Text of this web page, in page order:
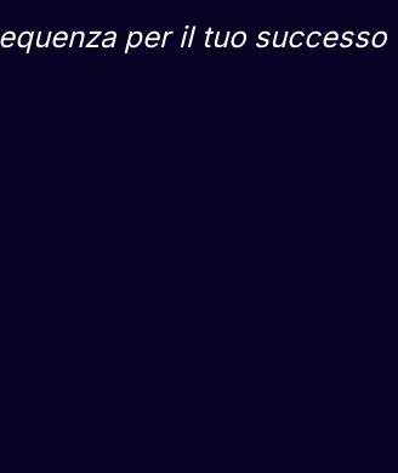
per il tuo successo